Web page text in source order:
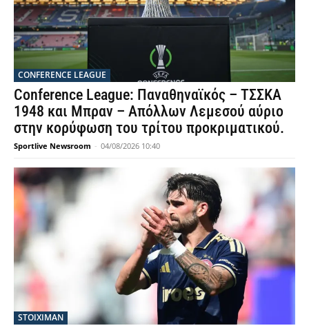
CONFERENCE LEAGUE
Conference League: Παναθηναϊκός – ΤΣΣΚΑ
1948 και Μπραν – Απόλλων Λεμεσού αύριο
στην κορύφωση του τρίτου προκριματικού.
Sportlive Newsroom - 04/08/2026 10:40
STOIXIMAN